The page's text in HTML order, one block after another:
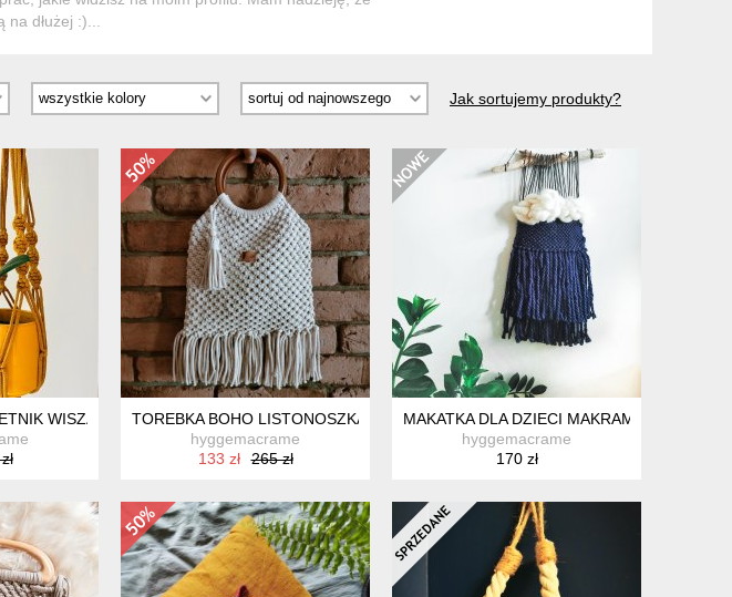
dłużej :)...
Jak sortujemy produkty?
WISZĄCY MUSZTARDOWY
TOREBKA BOHO LISTONOSZKA DAMSKA MAKRAMA PLECIONA
hyggemacrame
133 zł
265 zł
MAKATKA DLA DZIECI MAKRAMOWA
hyggemacrame
170 zł